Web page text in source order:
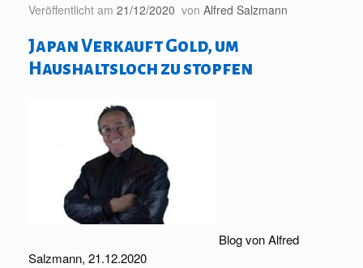
Veröffentlicht am 21/12/2020 von Alfred Salzmann
Japan Verkauft Gold, um
Haushaltsloch zu stopfen
Blog von Alfred
Salzmann, 21.12.2020